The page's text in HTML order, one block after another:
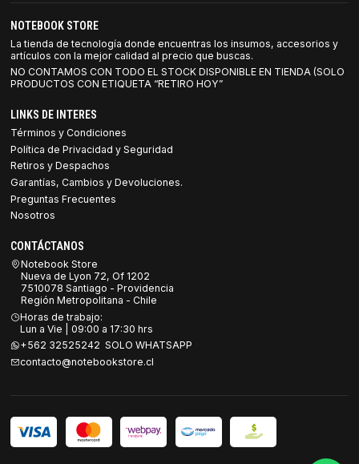
NOTEBOOK STORE
La tienda de tecnología donde encuentras los insumos, accesorios y
artículos con la mejor calidad al precio que buscas.
NO CONTAMOS CON TODO EL STOCK DISPONIBLE EN TIENDA (SOLO
PRODUCTOS CON ETIQUETA “RETIRO HOY”
LINKS DE INTERES
Términos y Condiciones
Política de Privacidad y Seguridad
Retiros y Despachos
Garantías, Cambios y Devoluciones.
Preguntas Frecuentes
Nosotros
CONTÁCTANOS
Notebook Store
Nueva de Lyon 72, Of 1202
7510078 Santiago - Providencia
Región Metropolitana - Chile
Horas de trabajo:
Lun a Vie | 09:00 a 17:30 hrs
+562 32525242 SOLO WHATSAPP
contacto@notebookstore.cl